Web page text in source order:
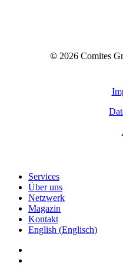
© 2026Comites
Close
Menu
Services
Über uns
Netzwerk
Magazin
Kontakt
English (Englisch)